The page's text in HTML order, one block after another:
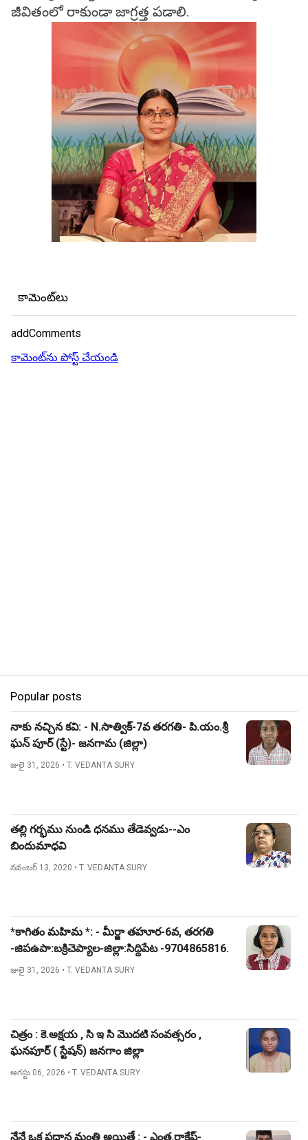
జీవితంలో రాకుండా జాగ్రత్త పడాలి.
కామెంట్‌లు
addComments
కామెంట్‌ను పోస్ట్ చేయండి
Popular posts
నాకు నచ్చిన కవి: - N.సాత్విక్-7వ తరగతి- పి.యం.శ్రీ
ఘన్ పూర్ (స్టే)- జనగామ (జిల్లా)
జులై 31, 2026 • T. VEDANTA SURY
తల్లి గర్భము నుండి ధనము తేడెవ్వడు--ఎం
బిందుమాధవి
నవంబర్ 13, 2020 • T. VEDANTA SURY
*కాగితం మహిమ *: - మీర్జా తహూర-6వ, తరగతి
-జిపఉపా:బక్రిచెప్యాల-జిల్లా:సిద్దిపేట -9704865816.
జులై 31, 2026 • T. VEDANTA SURY
చిత్రం : కె.అక్షయ , సి ఇ సి మొదటి సంవత్సరం ,
ఘనపూర్ ( స్టేషన్) జనగాం జిల్లా
ఆగస్టు 06, 2026 • T. VEDANTA SURY
నేనే ఒక ప్రధాన మంత్రి అయితే : - ఎంత.రాకేష్-